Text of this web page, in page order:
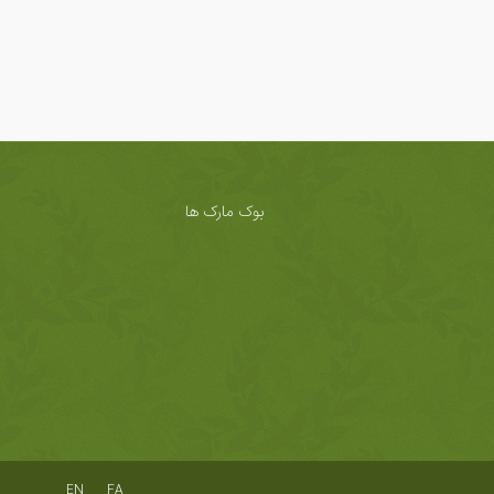
بوک مارک ها